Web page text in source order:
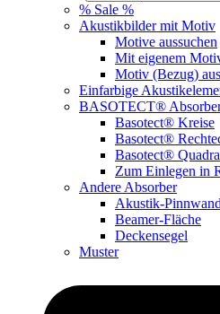
% Sale %
Akustikbilder mit Motiv
Motive aussuchen
Mit eigenem
Motiv (Bezug)
Einfarbige
BASOTECT®
Basotect® Kreise
Basotect®
Basotect®
Zum Einlegen in
Andere Absorber
Akustik-Pinnwand
Beamer-Fläche
Deckensegel
Muster